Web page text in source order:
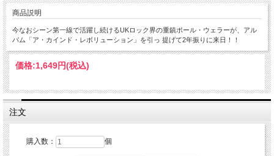
商品説明
今なおシーン第一線で活躍し続けるUKロック界の重鎮ポール・ウェラーが、アル
バム「ア・カインド・レボリューション」を引っ 提げて2年振りに来日！！
価格:1,649円(税込)
注文
購入数： 個